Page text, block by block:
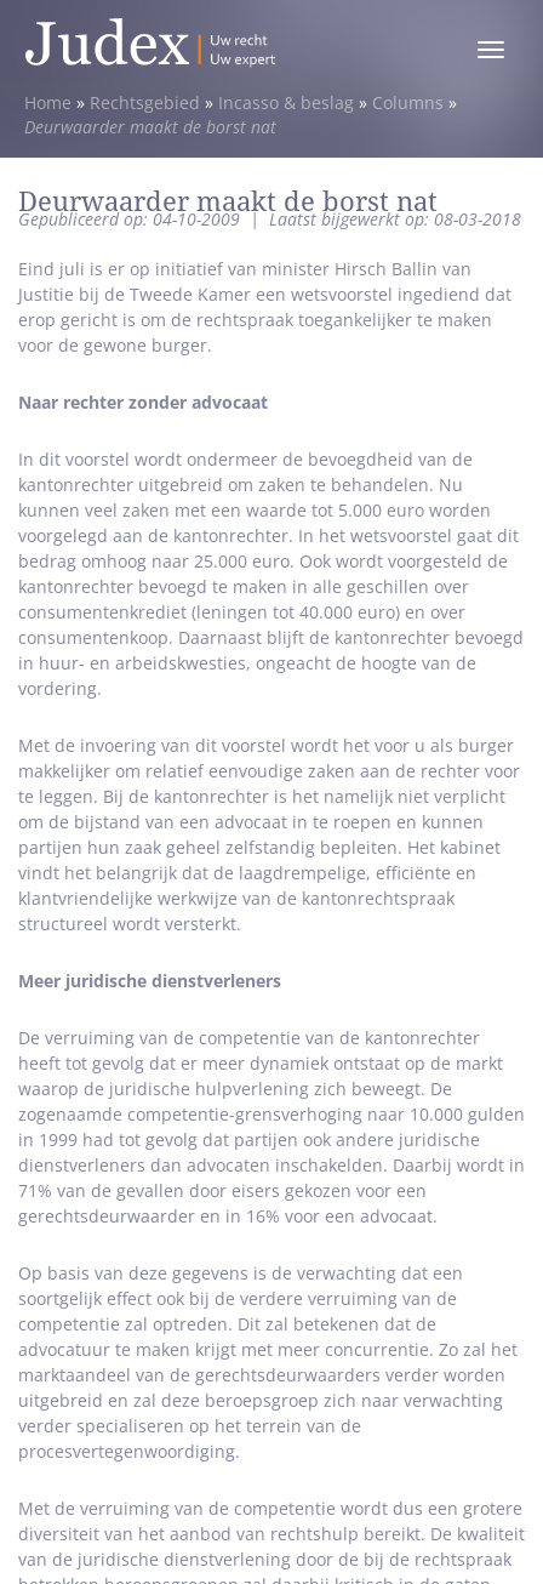
Toggle
Home » Rechtsgebied » Incasso & beslag » Columns »
Deurwaarder maakt de borst nat
Deurwaarder maakt de borst nat
Gepubliceerd op: 04-10-2009|Laatst bijgewerkt op: 08-03-2018
Eind juli is er op initiatief van minister Hirsch Ballin van
Justitie bij de Tweede Kamer een wetsvoorstel ingediend dat
erop gericht is om de rechtspraak toegankelijker te maken
voor de gewone burger.
Naar rechter zonder advocaat
In dit voorstel wordt ondermeer de bevoegdheid van de
kantonrechter uitgebreid om zaken te behandelen. Nu
kunnen veel zaken met een waarde tot 5.000 euro worden
voorgelegd aan de kantonrechter. In het wetsvoorstel gaat dit
bedrag omhoog naar 25.000 euro. Ook wordt voorgesteld de
kantonrechter bevoegd te maken in alle geschillen over
consumentenkrediet (leningen tot 40.000 euro) en over
consumentenkoop. Daarnaast blijft de kantonrechter bevoegd
in huur- en arbeidskwesties, ongeacht de hoogte van de
vordering.
Met de invoering van dit voorstel wordt het voor u als burger
makkelijker om relatief eenvoudige zaken aan de rechter voor
te leggen. Bij de kantonrechter is het namelijk niet verplicht
om de bijstand van een advocaat in te roepen en kunnen
partijen hun zaak geheel zelfstandig bepleiten. Het kabinet
vindt het belangrijk dat de laagdrempelige, efficiënte en
klantvriendelijke werkwijze van de kantonrechtspraak
structureel wordt versterkt.
Meer juridische dienstverleners
De verruiming van de competentie van de kantonrechter
heeft tot gevolg dat er meer dynamiek ontstaat op de markt
waarop de juridische hulpverlening zich beweegt. De
zogenaamde competentie-grensverhoging naar 10.000 gulden
in 1999 had tot gevolg dat partijen ook andere juridische
dienstverleners dan advocaten inschakelden. Daarbij wordt in
71% van de gevallen door eisers gekozen voor een
gerechtsdeurwaarder en in 16% voor een advocaat.
Op basis van deze gegevens is de verwachting dat een
soortgelijk effect ook bij de verdere verruiming van de
competentie zal optreden. Dit zal betekenen dat de
advocatuur te maken krijgt met meer concurrentie. Zo zal het
marktaandeel van de gerechtsdeurwaarders verder worden
uitgebreid en zal deze beroepsgroep zich naar verwachting
verder specialiseren op het terrein van de
procesvertegenwoordiging.
Met de verruiming van de competentie wordt dus een grotere
diversiteit van het aanbod van rechtshulp bereikt. De kwaliteit
van de juridische dienstverlening door de bij de rechtspraak